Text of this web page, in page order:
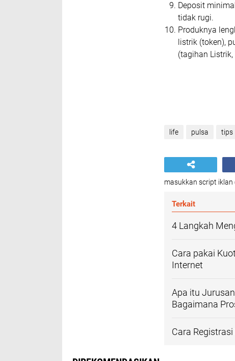
Deposit
tidak rugi.
Produknya
listrik (token),
(tagihan
life pulsa tips
masukkan script iklan
Terkait
4 Langkah
Cara pakai
Internet
Apa itu
Bagaimana
Cara